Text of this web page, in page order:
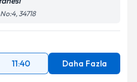
34718
11:40 Daha Fazla